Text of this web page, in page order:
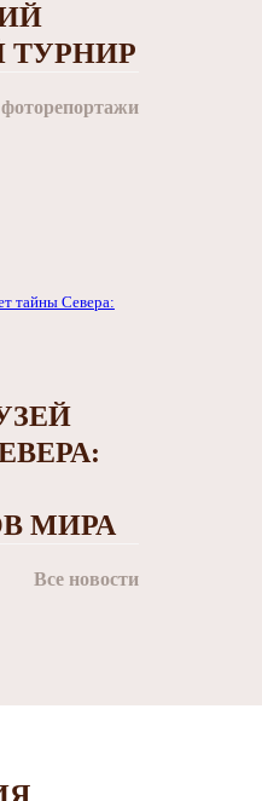
ТУРНИР
МИРА
Все новости